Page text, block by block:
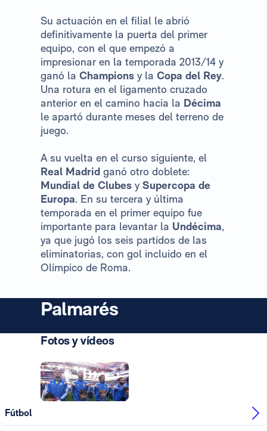
Su actuación en el filial le abrió
definitivamente la puerta del primer
equipo, con el que empezó a
impresionar en la temporada 2013/14 y
ganó la Champions y la Copa del Rey.
Una rotura en el ligamento cruzado
anterior en el camino hacia la Décima
le apartó durante meses del terreno de
juego.
A su vuelta en el curso siguiente, el
Real Madrid ganó otro doblete:
Mundial de Clubes ySupercopa de
Europa. En su tercera y última
temporada en el primer equipo fue
importante para levantar la Undécima,
ya que jugó los seis partidos de las
eliminatorias, con gol incluido en el
Olímpico de Roma.
Palmarés
Fotos y vídeos
Fútbol